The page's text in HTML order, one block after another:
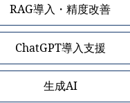
RAG導入・精度改善
ChatGPT導入支援
生成AI